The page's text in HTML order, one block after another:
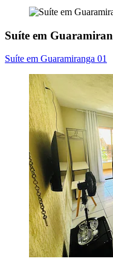
Suíte em
Suíte em Guaramiranga 01